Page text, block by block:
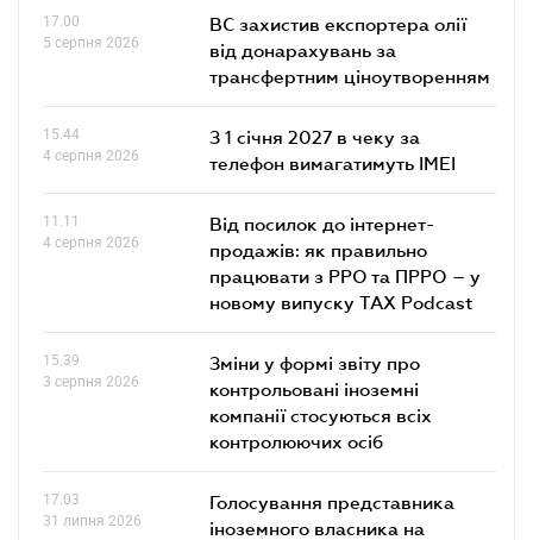
17.00
5 серпня 2026
ВС захистив експортера олії
від донарахувань за
трансфертним ціноутворенням
15.44
4 серпня 2026
З 1 січня 2027 в чеку за
телефон вимагатимуть IMEI
11.11
4 серпня 2026
Від посилок до інтернет-
продажів: як правильно
працювати з РРО та ПРРО – у
новому випуску TAX Podcast
15.39
3 серпня 2026
Зміни у формі звіту про
контрольовані іноземні
компанії стосуються всіх
контролюючих осіб
17.03
31 липня 2026
Голосування представника
іноземного власника на